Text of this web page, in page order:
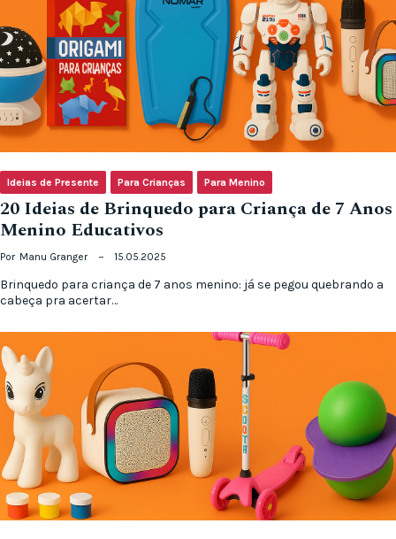
Ideias de Presente Para Crianças Para Menino
20 Ideias de Brinquedo para Criança de 7 Anos
Menino Educativos
Por Manu Granger 15.05.2025
Brinquedo para criança de 7 anos menino: já se pegou quebrando a
cabeça pra acertar…